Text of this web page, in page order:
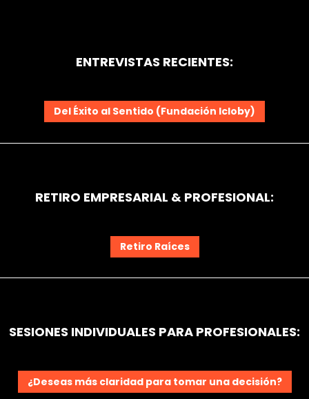
ENTREVISTAS RECIENTES:
Del Éxito al Sentido (Fundación Icloby)
RETIRO EMPRESARIAL & PROFESIONAL:
Retiro Raíces
SESIONES INDIVIDUALES PARA PROFESIONALES:
¿Deseas más claridad para tomar una decisión?